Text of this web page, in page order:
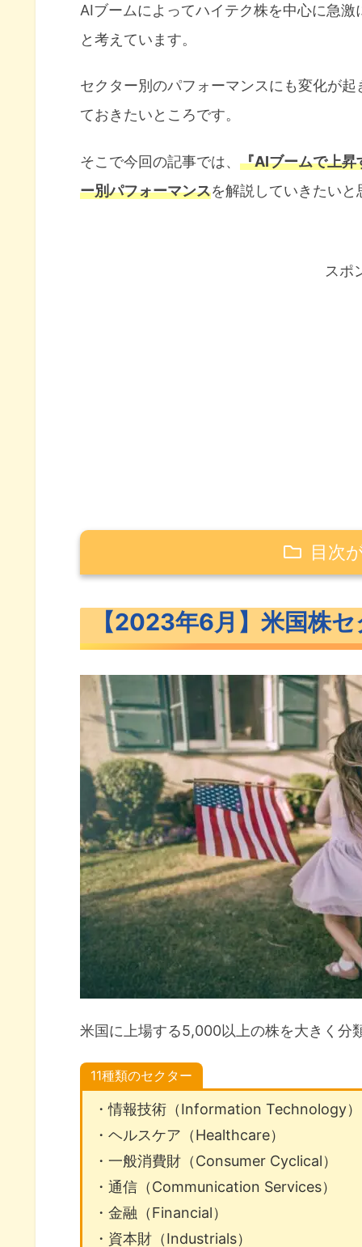
AIブームによってハイテク株を中心に急
と考えています。
セクター別のパフォーマンスにも変化が
ておきたいところです。
そこで今回の記事では、 『AIブームで上
ー別パフォーマンスを解説していきたいと
スポ
目次
【1ヶ月（6月）】セクター別パ
【年初来】セクター別パフォー
【1年】セクター別パフォーマ
おすすめのセクターETF11銘柄とチ
おすすめのセクターETF11銘柄
セクターETF比較チャート
米国株6月のセクター別パフォーマ
【2023年6月】米国株
米国に上場する5,000以上の株を大きく分
11種類のセクター
・情報技術（Information Technology）
・ヘルスケア（Healthcare）
・一般消費財（Consumer Cyclical）
・通信（Communication Services）
・金融（Financial）
・資本財（Industrials）